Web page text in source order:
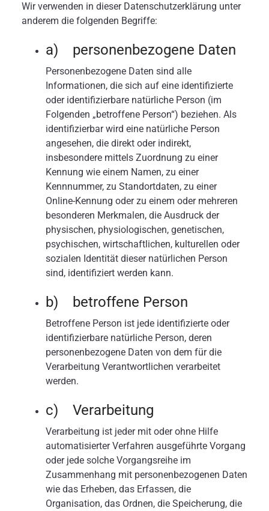
Wir verwenden in dieser Datenschutzerklärung unter
anderem die folgenden Begriffe:
a) personenbezogene Daten
Personenbezogene Daten sind alle
Informationen, die sich auf eine identifizierte
oder identifizierbare natürliche Person (im
Folgenden „betroffene Person“) beziehen. Als
identifizierbar wird eine natürliche Person
angesehen, die direkt oder indirekt,
insbesondere mittels Zuordnung zu einer
Kennung wie einem Namen, zu einer
Kennnummer, zu Standortdaten, zu einer
Online-Kennung oder zu einem oder mehreren
besonderen Merkmalen, die Ausdruck der
physischen, physiologischen, genetischen,
psychischen, wirtschaftlichen, kulturellen oder
sozialen Identität dieser natürlichen Person
sind, identifiziert werden kann.
b) betroffene Person
Betroffene Person ist jede identifizierte oder
identifizierbare natürliche Person, deren
personenbezogene Daten von dem für die
Verarbeitung Verantwortlichen verarbeitet
werden.
c) Verarbeitung
Verarbeitung ist jeder mit oder ohne Hilfe
automatisierter Verfahren ausgeführte Vorgang
oder jede solche Vorgangsreihe im
Zusammenhang mit personenbezogenen Daten
wie das Erheben, das Erfassen, die
Organisation, das Ordnen, die Speicherung, die